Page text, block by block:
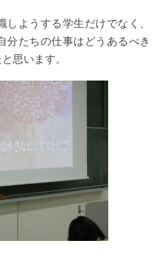
ようする学生だけでなく、
分たちの仕事はどうあるべき
思います。